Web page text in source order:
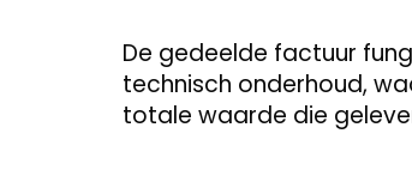
De gedeelde factuur
technisch onderhoud,
totale waarde die